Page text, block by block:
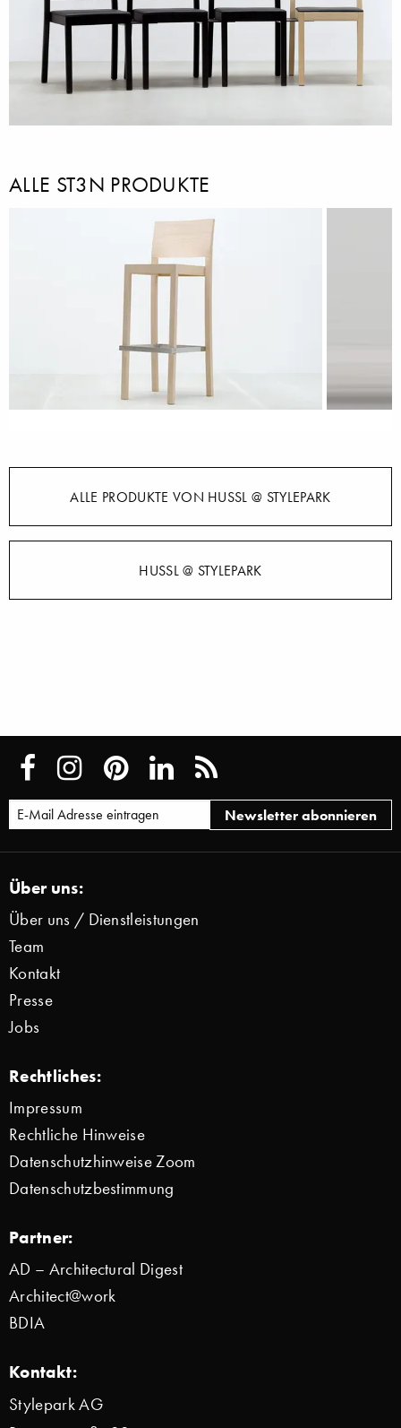
ALLE ST3N PRODUKTE
ALLE PRODUKTE VON HUSSL @ STYLEPARK
HUSSL @ STYLEPARK
Über uns:
Über uns / Dienstleistungen
Team
Kontakt
Presse
Jobs
Rechtliches:
Impressum
Rechtliche Hinweise
Datenschutzhinweise Zoom
Datenschutzbestimmung
Partner:
AD – Architectural Digest
Architect@work
BDIA
Kontakt:
Stylepark AG